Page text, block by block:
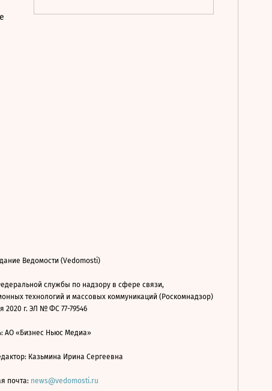
Ведомости (Vedomosti)
службы по надзору в сфере связи,
технологий и массовых коммуникаций (Роскомнадзор)
2020 г. ЭЛ № ФС 77-79546
АО «Бизнес Ньюс Медиа»
Казьмина Ирина Сергеевна
почта: news@vedomosti.ru